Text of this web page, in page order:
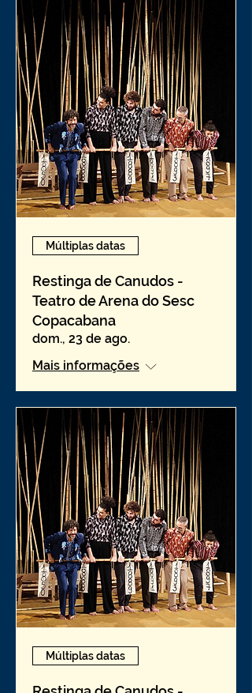
Múltiplas datas
Restinga de Canudos -
Teatro de Arena do Sesc
Copacabana
dom., 23 de ago.
Mais informações
Múltiplas datas